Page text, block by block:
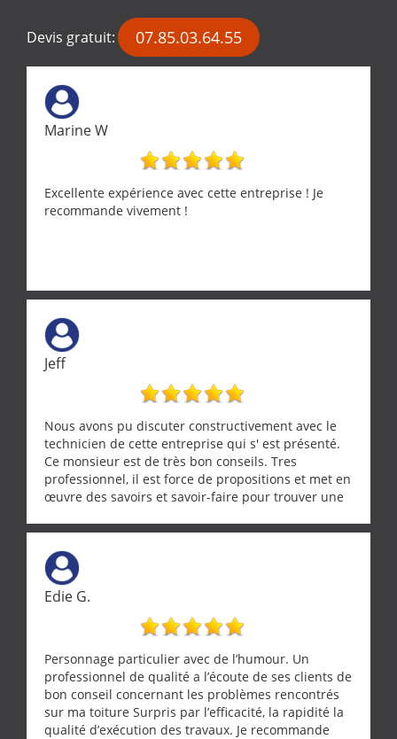
Devis gratuit: 07.85.03.64.55
Marine W
Excellente expérience avec cette entreprise ! Je
recommande vivement !
Jeff
Nous avons pu discuter constructivement avec le
technicien de cette entreprise qui s' est présenté.
Ce monsieur est de très bon conseils. Tres
professionnel, il est force de propositions et met en
œuvre des savoirs et savoir-faire pour trouver une
demande de l écoute et de la considération, ce qui
ne se trouve que chez les pationnés de leur métier.
Merci a ce monsieur pour sa disponibilité
Edie G.
Personnage particulier avec de l’humour. Un
professionnel de qualité a l’écoute de ses clients de
bon conseil concernant les problèmes rencontrés
sur ma toiture Surpris par l’efficacité, la rapidité la
qualité d’exécution des travaux. Je recommande